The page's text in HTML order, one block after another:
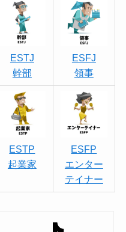
ESTJ
幹部
ESFJ
領事
ESTP
起業家
ESFP
エンター
テイナー